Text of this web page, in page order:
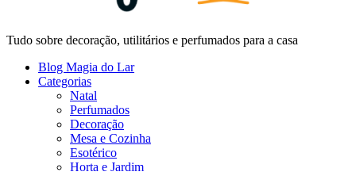
Tudo sobre decoração, utilitários e perfumados para a casa
Blog Magia do Lar
Categorias
Natal
Perfumados
Decoração
Mesa e Cozinha
Esotérico
Horta e Jardim